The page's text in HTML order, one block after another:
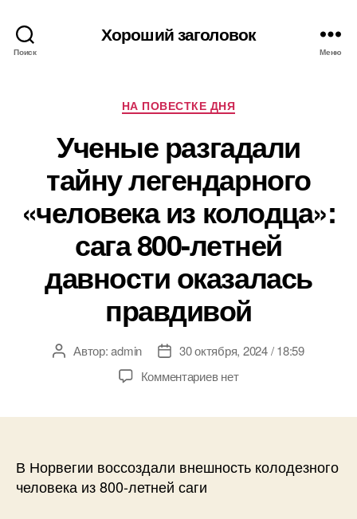
Поиск
Хороший заголовок
Меню
Рубрики
НА ПОВЕСТКЕ ДНЯ
Ученые разгадали
тайну легендарного
«человека из колодца»:
сага 800-летней
давности оказалась
правдивой
АвторАвтор:admin
Дата30 октября, 2024 / 18:59
Комментариевк
легендарного
нет
В Норвегии воссоздали внешность колодезного
человека из 800-летней саги